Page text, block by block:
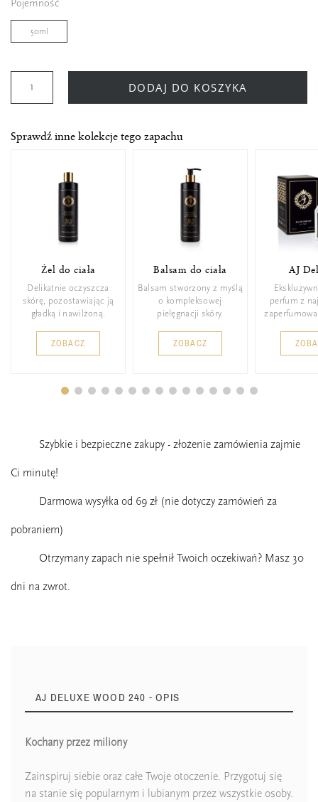
Pojemność
50ml
DODAJ DO KOSZYKA
Sprawdź inne kolekcje tego zapachu
Żel do ciała
Delikatnie oczyszcza
skórę, pozostawiając ją
gładką i nawilżoną.
ZOBACZ
Balsam do ciała
Balsam stworzony z myślą
o kompleksowej
pielęgnacji skóry.
ZOBACZ
AJ
perfum z
Szybkie i bezpieczne zakupy - złożenie zamówienia zajmie
Ci minutę!
Darmowa wysyłka od 69 zł (nie dotyczy zamówień za
pobraniem)
Otrzymany zapach nie spełnił Twoich oczekiwań? Masz 30
dni na zwrot.
AJ DELUXE WOOD 240 - OPIS
Kochany przez miliony
Zainspiruj siebie oraz całe Twoje otoczenie. Przygotuj się
na stanie się popularnym i lubianym przez wszystkie osoby.
Zaperfumowanie 26%